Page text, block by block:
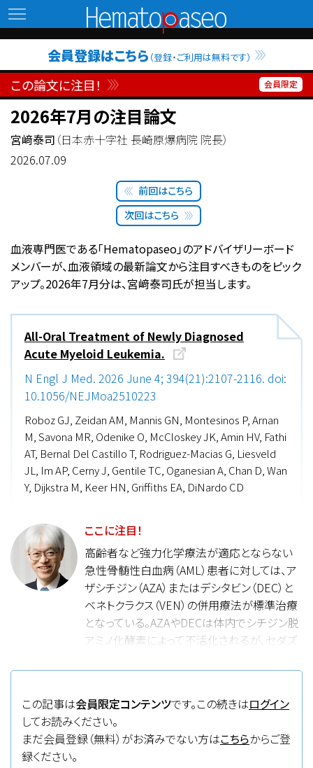
Hematopaseo
会員登録はこちら （登録・ご利用は無料です）
この論文に注目！
2026年7月の注目論文
宮﨑泰司 （日本赤十字社 長崎原爆病院 院長）
2026.07.09
次回はこちら
前回はこちら
血液専門医である「Hematopaseo」のアドバイザリーボード
メンバーが、血液領域の最新論文から注目すべきものをピック
アップ。2026年7月分は、宮﨑泰司氏が担当します。
All-Oral Treatment of Newly Diagnosed
Acute Myeloid Leukemia.
N Engl J Med. 2026 June 4; 394(21):2107-2116. doi:
10.1056/NEJMoa2510223
Roboz GJ, Zeidan AM, Mannis GN, Montesinos P, Arnan
M, Savona MR, Odenike O, McCloskey JK, Amin HV, Fathi
AT, Bernal Del Castillo T, Rodriguez-Macias G, Liesveld
JL, Im AP, Cerny J, Gentile TC, Oganesian A, Chan D, Wan
Y, Dijkstra M, Keer HN, Griffiths EA, DiNardo CD
ここに注目！
高齢者など強力化学療法が適応とならない
急性骨髄性白血病（AML）患者に対しては、ア
ザシチジン（AZA）またはデシタビン（DEC）と
ベネトクラクス（VEN）の併用療法が標準治療
となっている。AZAやDECは体内でシチジン脱
アミノ化酵素によって不活化されるが、セダズ
の合剤は経口投与で静脈投与のDECと遜色
薬として使用されている。AMLに対する
DEC/Ced合剤とVENとの併用経口治療につ
いて、第I/II相非盲検多施設共同非ランダム化
この記事は会員限定コンテンツです。この続きはログイン
してお読みください。
まだ会員登録（無料）がお済みでない方はこちらからご登
録ください。